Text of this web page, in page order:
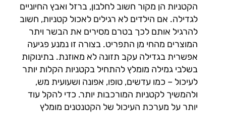
הקטניות הן מקור חשוב לחלבון, ברזל ואבץ החיוניים
לגדילה. אם הילדים לא רגילים לאכול קטניות, חשוב
להרגיל אותם לכך בטרם מסירים את הבשר ויתר
המוצרים מהחי מן התפריט. בצורה זו נמנע פגיעה
אפשרית בגדילה עקב תזונה לא מאוזנת. בתינוקות
בשלבי גמילה מומלץ להתחיל בקטניות הקלות יותר
לעיכול – כמו עדשים, טופו, אפונה ושעועית מש,
ולהמשיך לקטניות המורכבות יותר. כדי להקל עוד
יותר על מערכת העיכול של הקטנטנים מומלץ